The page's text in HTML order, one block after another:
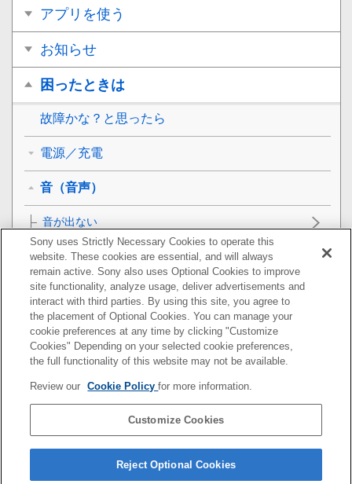
アプリを使う
お知らせ
困ったときは
故障かな？と思ったら
電源／充電
音（音声）
音が出ない
音が小さい
左右の音量差がある、低音が足りない
音質が悪い
音が途切れやすい
ノイズキャンセリング効果が得られない
ヘッドセットをリセット・初期化する
Sony uses Strictly Necessary Cookies to operate this
website. These cookies are essential, and will always
remain active. Sony also uses Optional Cookies to improve
site functionality, analyze usage, deliver advertisements and
interact with third parties. By using this site, you agree to
the placement of Optional Cookies. You can manage your
cookie preferences at any time by clicking "Customize
Cookies" Depending on your selected cookie preferences,
the full functionality of this website may not be available.
Review our Cookie Policyfor more information.
Customize Cookies
Reject Optional Cookies